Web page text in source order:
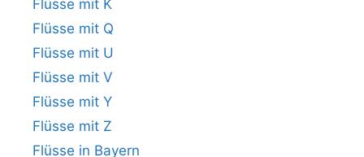
Flüsse mit K
Flüsse mit Q
Flüsse mit U
Flüsse mit V
Flüsse mit Y
Flüsse mit Z
Flüsse in Bayern